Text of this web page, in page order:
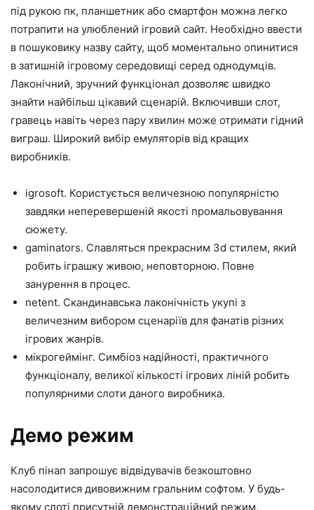
під рукою пк, планшетник або смартфон можна легко
потрапити на улюблений ігровий сайт. Необхідно ввести
в пошуковику назву сайту, щоб моментально опинитися
в затишній ігровому середовищі серед однодумців.
Лаконічний, зручний функціонал дозволяє швидко
знайти найбільш цікавий сценарій. Включивши слот,
гравець навіть через пару хвилин може отримати гідний
виграш. Широкий вибір емуляторів від кращих
виробників.
igrosoft. Користується величезною популярністю
завдяки неперевершеній якості промальовування
сюжету.
gaminators. Славляться прекрасним 3d стилем, який
робить іграшку живою, неповторною. Повне
занурення в процес.
netent. Скандинавська лаконічність укупі з
величезним вибором сценаріїв для фанатів різних
ігрових жанрів.
мікрогеймінг. Симбіоз надійності, практичного
функціоналу, великої кількості ігрових ліній робить
популярними слоти даного виробника.
Демо режим
Клуб пінап запрошує відвідувачів безкоштовно
насолодитися дивовижним гральним софтом. У будь-
якому слоті присутній демонстраційний режим,